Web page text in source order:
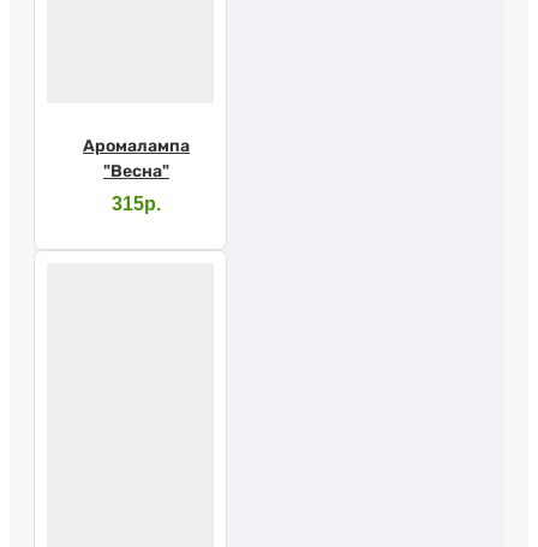
Аромалампа
"Весна"
315р.